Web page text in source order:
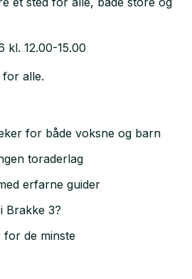
kl. 12.00-15.00
for alle.
for både voksne og barn
toraderlag
erfarne guider
Brakke 3?
for de minste